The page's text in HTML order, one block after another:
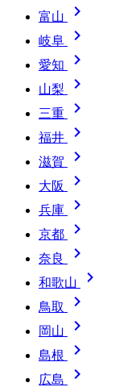
富山 
岐阜 
愛知 
山梨 
三重 
福井 
滋賀 
大阪 
兵庫 
京都 
奈良 
和歌山 
鳥取 
岡山 
島根 
広島 